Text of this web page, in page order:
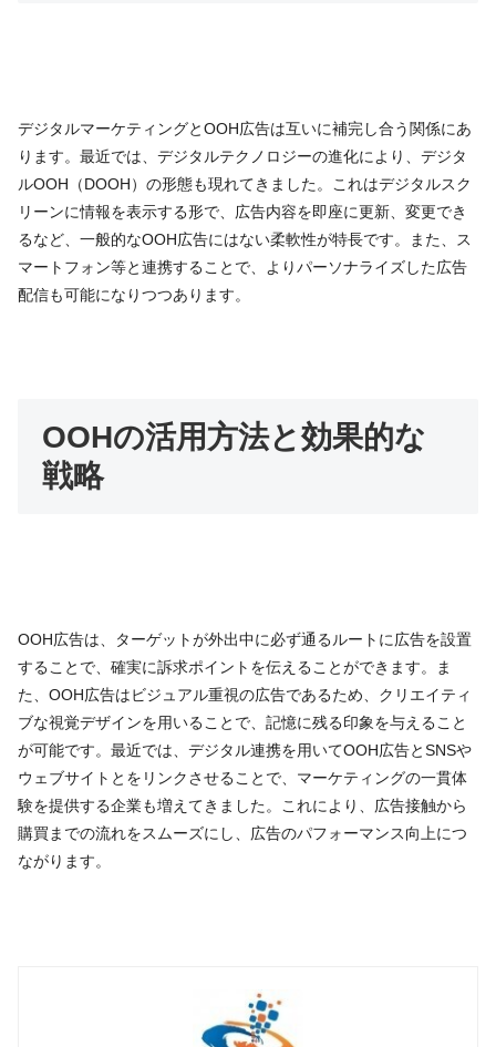
デジタルマーケティングとOOH広告は互いに補完し合う関係にあ
ります。最近では、デジタルテクノロジーの進化により、デジタ
ルOOH（DOOH）の形態も現れてきました。これはデジタルスク
リーンに情報を表示する形で、広告内容を即座に更新、変更でき
るなど、一般的なOOH広告にはない柔軟性が特長です。また、ス
マートフォン等と連携することで、よりパーソナライズした広告
配信も可能になりつつあります。
OOHの活用方法と効果的な
戦略
OOH広告は、ターゲットが外出中に必ず通るルートに広告を設置
することで、確実に訴求ポイントを伝えることができます。ま
た、OOH広告はビジュアル重視の広告であるため、クリエイティ
ブな視覚デザインを用いることで、記憶に残る印象を与えること
が可能です。最近では、デジタル連携を用いてOOH広告とSNSや
ウェブサイトとをリンクさせることで、マーケティングの一貫体
験を提供する企業も増えてきました。これにより、広告接触から
購買までの流れをスムーズにし、広告のパフォーマンス向上につ
ながります。